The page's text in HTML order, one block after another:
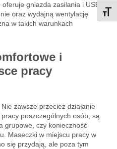
gniazda zasilania i USB,
oraz wydajną wentylację
w takich warunkach
i
pracy
zawsze przecież działanie
poszczególnych osób, są
grupowe, czy konieczność
Maseczki w miejscu pracy w
się przydają, ale poza tym